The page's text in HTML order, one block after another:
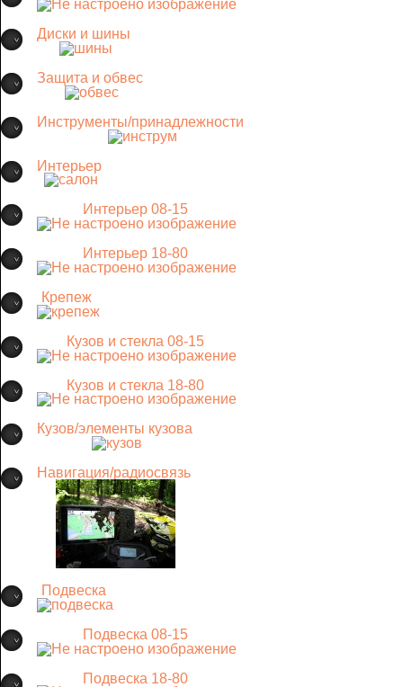
Диски и шины
Защита и обвес
Инструменты/принадлежности
Интерьер
Интерьер 08-15
Интерьер 18-80
Крепеж
Кузов и стекла 08-15
Кузов и стекла 18-80
Кузов/элементы кузова
Навигация/радиосвязь
Подвеска
Подвеска 08-15
Подвеска 18-80